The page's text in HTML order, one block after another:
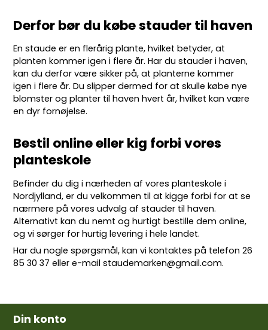
Derfor bør du købe stauder til haven
En staude er en flerårig plante, hvilket betyder, at
planten kommer igen i flere år. Har du stauder i haven,
kan du derfor være sikker på, at planterne kommer
igen i flere år. Du slipper dermed for at skulle købe nye
blomster og planter til haven hvert år, hvilket kan være
en dyr fornøjelse.
Bestil online eller kig forbi vores
planteskole
Befinder du dig i nærheden af vores planteskole i
Nordjylland, er du velkommen til at kigge forbi for at se
nærmere på vores udvalg af stauder til haven.
Alternativt kan du nemt og hurtigt bestille dem online,
og vi sørger for hurtig levering i hele landet.
Har du nogle spørgsmål, kan vi kontaktes på telefon26
85 30 37 eller e-mailstaudemarken@gmail.com.
Din konto